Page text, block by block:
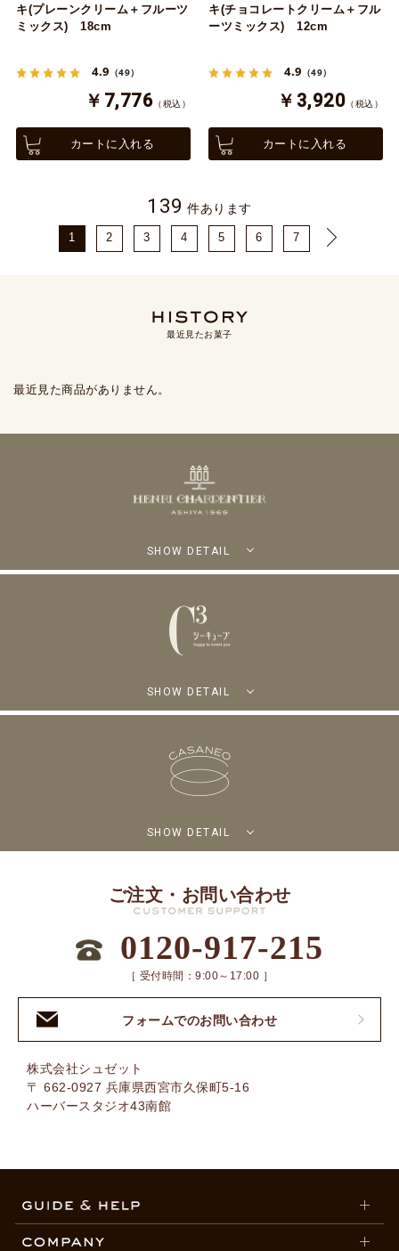
キ(プレーンクリーム＋フルーツ
ミックス) 18cm
4.9 （49）
￥7,776 （税込）
カートに入れる
キ(チョコレートクリーム＋フル
ーツミックス) 12cm
4.9 （49）
￥3,920 （税込）
カートに入れる
139 件あります
1 2 3 4 5 6 7
最近見たお菓子
最近見た商品がありません。
SHOW DETAIL
SHOW DETAIL
SHOW DETAIL
ご注文・お問い合わせ
0120-917-215
［ 受付時間：9:00～17:00 ］
フォームでのお問い合わせ
株式会社シュゼット
〒 662-0927 兵庫県西宮市久保町5-16
ハーバースタジオ43南館